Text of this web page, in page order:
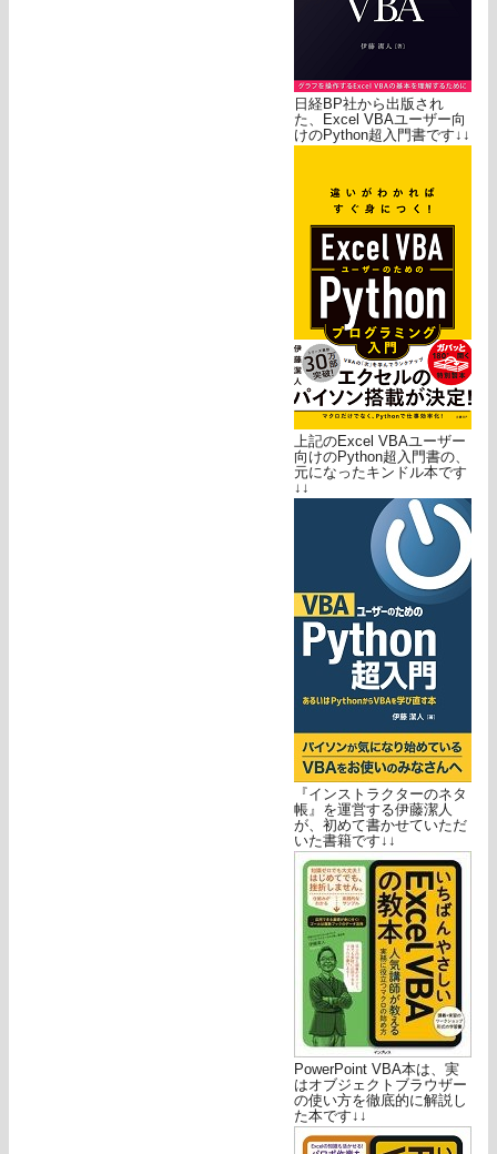
日経BP社から出版され
た、Excel VBAユーザー向
けのPython超入門書です↓↓
上記のExcel VBAユーザー
向けのPython超入門書の、
元になったキンドル本です
↓↓
『インストラクターのネタ
帳』を運営する伊藤潔人
が、初めて書かせていただ
いた書籍です↓↓
PowerPoint VBA本は、実
はオブジェクトブラウザー
の使い方を徹底的に解説し
た本です↓↓